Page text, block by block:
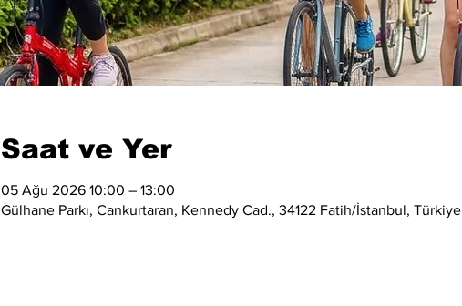
Saat ve Yer
05 Ağu 2026 10:00 – 13:00
Gülhane Parkı, Cankurtaran, Kennedy Cad., 34122 Fatih/İstanbul, Türkiye